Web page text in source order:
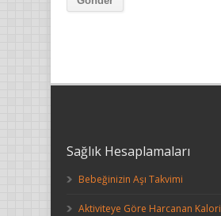
Sağlık Hesaplamaları
Bebeğinizin Aşı Takvimi
Aktiviteye Göre Harcanan Kalori